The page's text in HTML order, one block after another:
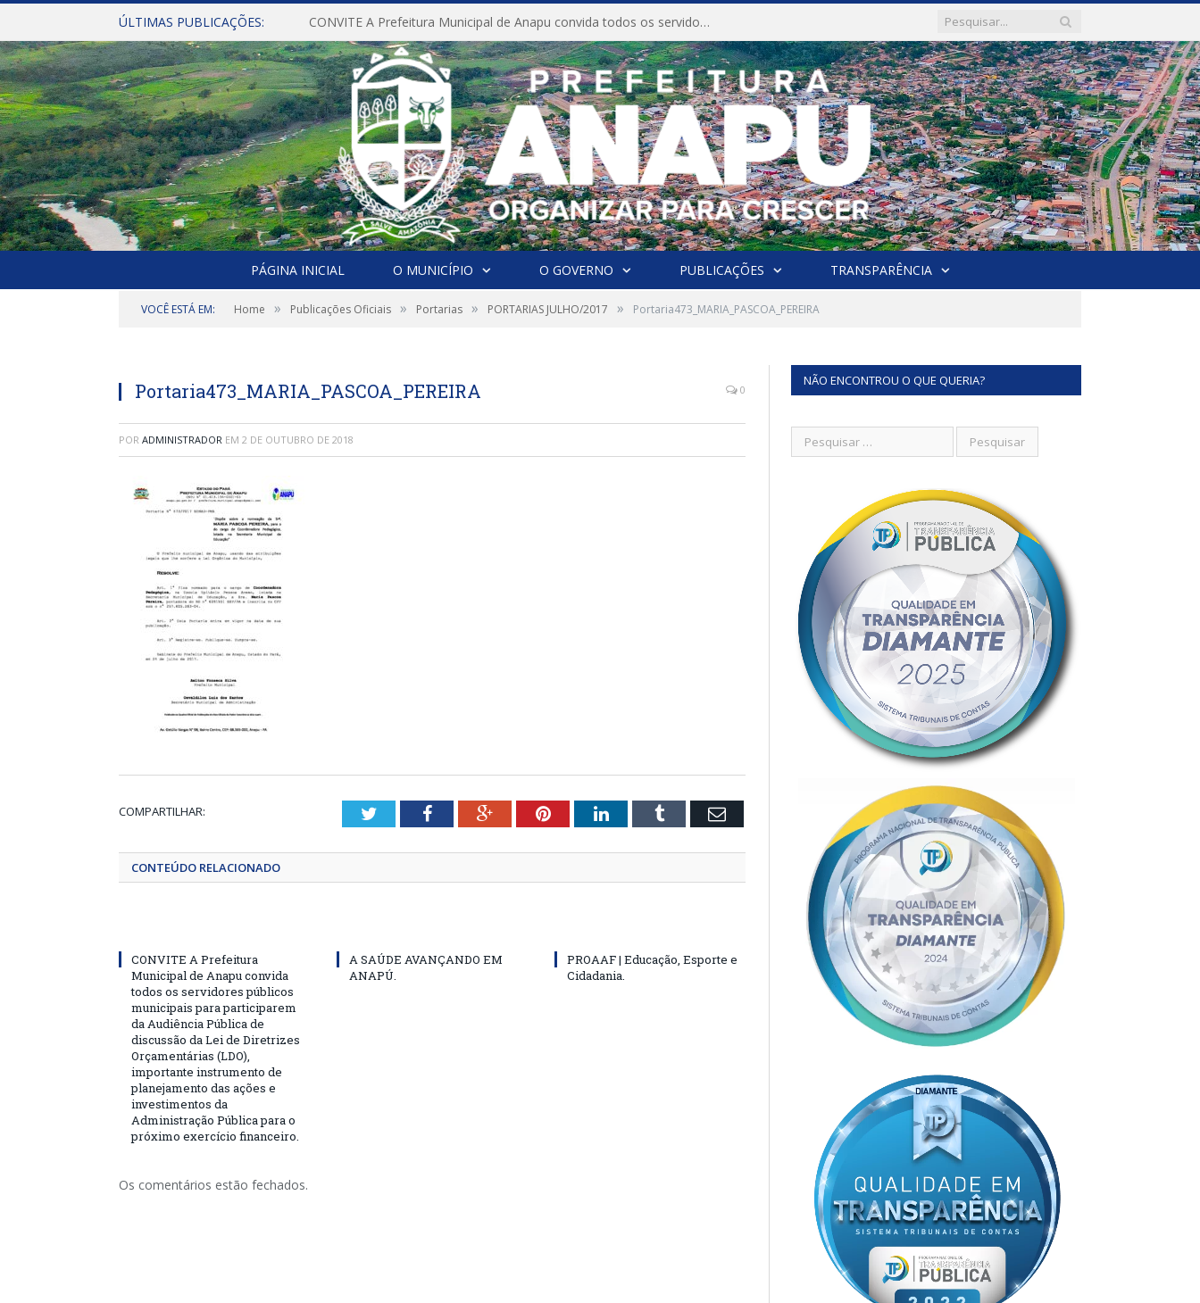
ÚLTIMAS PUBLICAÇÕES: CONVITE A Prefeitura Municipal de Anapu convida todos os servidores públicos municipais para participarem da Audiência Pública de discussão da Lei de Diretrizes Orçamentárias (LDO), importante instrumento de planejamento das ações e investimentos da Administração Pública para o próximo exercício financeiro.
PÁGINA INICIAL O MUNICÍPIO O GOVERNO PUBLICAÇÕES TRANSPARÊNCIA
VOCÊ ESTÁ EM: Home » Publicações Oficiais » Portarias » PORTARIAS JULHO/2017 » Portaria473_MARIA_PASCOA_PEREIRA
Portaria473_MARIA_PASCOA_PEREIRA 0
POR ADMINISTRADOR EM 2 DE OUTUBRO DE 2018
COMPARTILHAR: TwitterFacebookGoogle+PinterestLinkedInTumblr Email
CONTEÚDO RELACIONADO
CONVITE A Prefeitura
Municipal de Anapu convida
todos os servidores públicos
municipais para participarem
da Audiência Pública de
discussão da Lei de Diretrizes
Orçamentárias (LDO),
importante instrumento de
planejamento das ações e
investimentos da
Administração Pública para o
próximo exercício financeiro.
A SAÚDE AVANÇANDO EM
ANAPÚ.
PROAAF | Educação, Esporte e
Cidadania.
Os comentários estão fechados.
NÃO ENCONTROU O QUE QUERIA?